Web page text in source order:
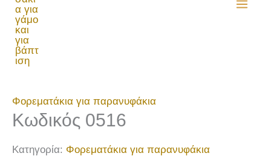
Φορεματάκια για παρανυφάκια
Κωδικός 0516
Κατηγορία: Φορεματάκια για παρανυφάκια